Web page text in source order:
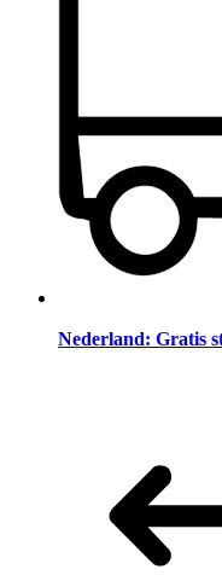
Nederland: Gratis